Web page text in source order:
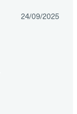
24/09/2025